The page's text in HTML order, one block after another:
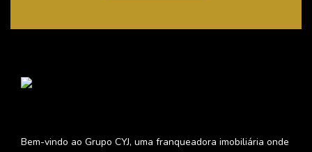
Bem-vindo ao Grupo CYJ, uma franqueadora imobiliária onde